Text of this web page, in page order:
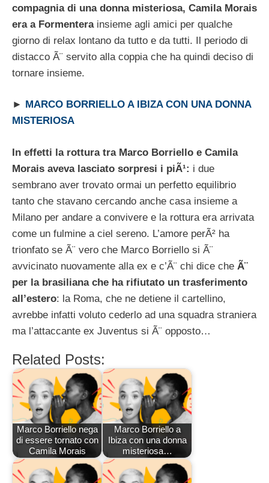
compagnia di una donna misteriosa, Camila Morais
era a Formenterainsieme agli amici per qualche
giorno di relax lontano da tutto e da tutti. Il periodo di
distacco Ã¨ servito alla coppia che ha quindi deciso di
tornare insieme.
►
MARCO BORRIELLO A IBIZA CON UNA DONNA
MISTERIOSA
In effetti la rottura tra Marco Borriello e Camila
Morais aveva lasciato sorpresi i piÃ¹: i due
sembrano aver trovato ormai un perfetto equilibrio
tanto che stavano cercando anche casa insieme a
Milano per andare a convivere e la rottura era arrivata
come un fulmine a ciel sereno. L’amore perÃ² ha
trionfato se Ã¨ vero che Marco Borriello si Ã¨
avvicinato nuovamente alla ex e c’Ã¨ chi dice che Ã¨
per la brasiliana che ha rifiutato un trasferimento
all’estero: la Roma, che ne detiene il cartellino,
avrebbe infatti voluto cederlo ad una squadra straniera
ma l’attaccante ex Juventus si Ã¨ opposto…
Related Posts:
Marco Borriello nega
di essere tornato con
Camila Morais
Marco Borriello a
Ibiza con una donna
misteriosa…